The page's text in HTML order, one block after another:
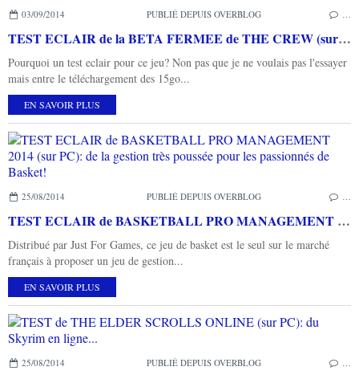
03/09/2014 PUBLIÉ DEPUIS OVERBLOG
TEST ECLAIR de la BETA FERMEE de THE CREW (sur PC): ça promet de belles sensations!
Pourquoi un test eclair pour ce jeu? Non pas que je ne voulais pas l'essayer
mais entre le téléchargement des 15go...
EN SAVOIR PLUS
25/08/2014 PUBLIÉ DEPUIS OVERBLOG
TEST ECLAIR de BASKETBALL PRO MANAGEMENT 2014 (sur PC): de la gestion très poussée pour les passionnés de Basket!
Distribué par Just For Games, ce jeu de basket est le seul sur le marché
français à proposer un jeu de gestion...
EN SAVOIR PLUS
25/08/2014 PUBLIÉ DEPUIS OVERBLOG